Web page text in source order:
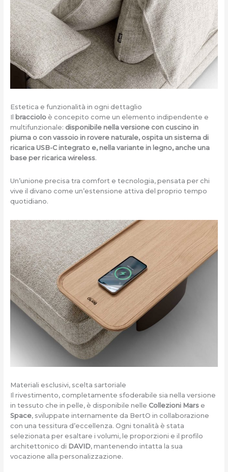
Estetica e funzionalità in ogni dettaglio
Il braccioloè concepito come un elemento indipendente e
multifunzionale: disponibile nella versione con cuscino in
piuma o con vassoio in rovere naturale, ospita un sistema di
ricarica USB-C integrato e, nella variante in legno, anche una
base per ricarica wireless.
Un’unione precisa tra comfort e tecnologia, pensata per chi
vive il divano come un’estensione attiva del proprio tempo
quotidiano.
Materiali esclusivi, scelta sartoriale
Il rivestimento, completamente sfoderabile sia nella versione
in tessuto che in pelle, è disponibile nelle Collezioni Mars e
Space, sviluppate internamente da BertO in collaborazione
con una tessitura d’eccellenza. Ogni tonalità è stata
selezionata per esaltare i volumi, le proporzioni e il profilo
architettonico di DAVID, mantenendo intatta la sua
vocazione alla personalizzazione.